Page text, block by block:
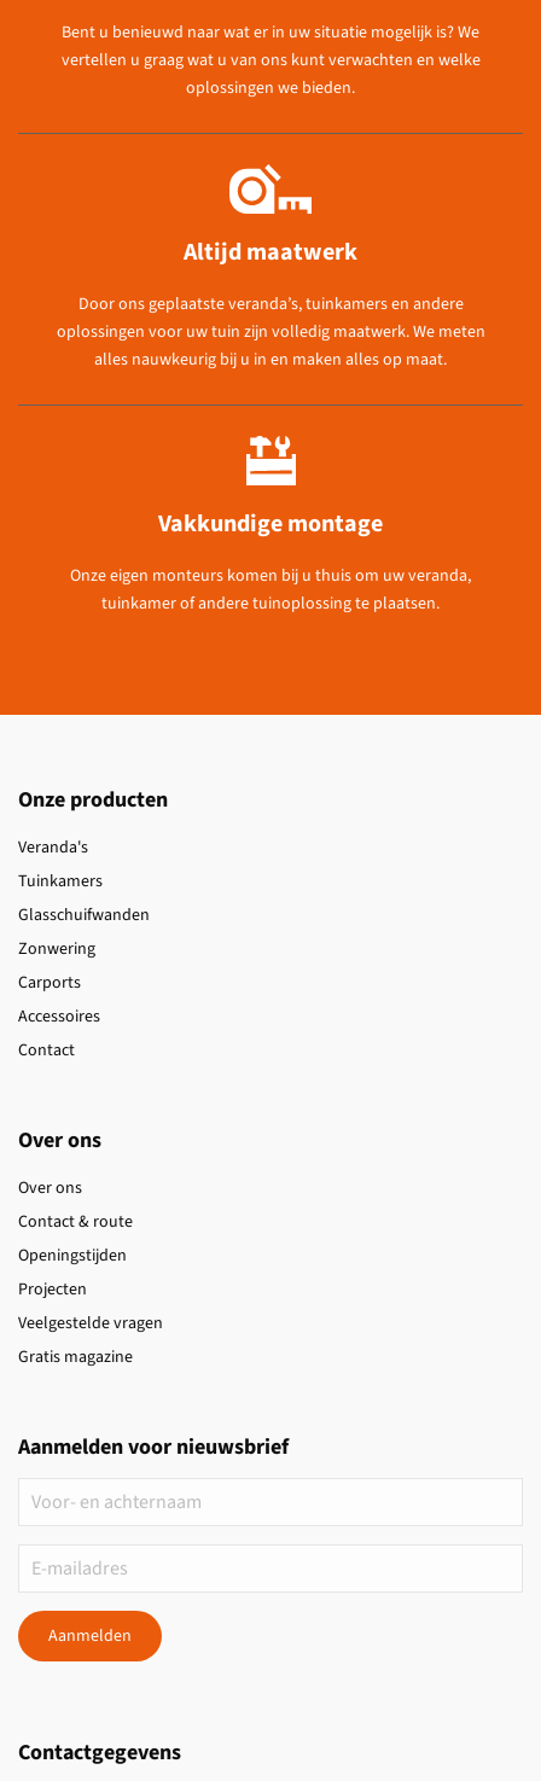
Bent u benieuwd naar wat er in uw situatie mogelijk is? We
vertellen u graag wat u van ons kunt verwachten en welke
oplossingen we bieden.
Altijd maatwerk
Door ons geplaatste veranda’s, tuinkamers en andere
oplossingen voor uw tuin zijn volledig maatwerk. We meten
alles nauwkeurig bij u in en maken alles op maat.
Vakkundige montage
Onze eigen monteurs komen bij u thuis om uw veranda,
tuinkamer of andere tuinoplossing te plaatsen.
Onze producten
Veranda's
Tuinkamers
Glasschuifwanden
Zonwering
Carports
Accessoires
Contact
Over ons
Over ons
Contact & route
Openingstijden
Projecten
Veelgestelde vragen
Gratis magazine
Aanmelden voor nieuwsbrief
Aanmelden
Contactgegevens